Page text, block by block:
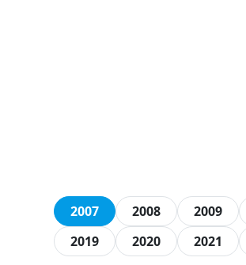
2007 2008 2009
2019
2020 2021